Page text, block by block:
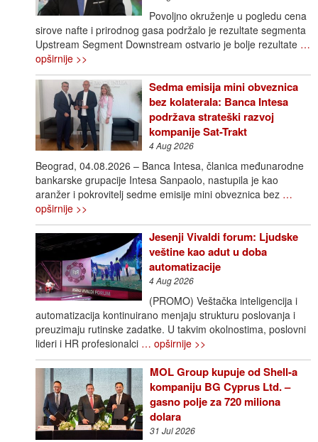
Povoljno okruženje u pogledu cena
sirove nafte i prirodnog gasa podržalo je rezultate segmenta
Upstream Segment Downstream ostvario je bolje rezultate …
opširnije >>
Sedma emisija mini obveznica
bez kolaterala: Banca Intesa
podržava strateški razvoj
kompanije Sat-Trakt
4 Aug 2026
Beograd, 04.08.2026 – Banca Intesa, članica međunarodne
bankarske grupacije Intesa Sanpaolo, nastupila je kao
aranžer i pokrovitelj sedme emisije mini obveznica bez …
opširnije >>
Jesenji Vivaldi forum: Ljudske
veštine kao adut u doba
automatizacije
4 Aug 2026
(PROMO) Veštačka inteligencija i
automatizacija kontinuirano menjaju strukturu poslovanja i
preuzimaju rutinske zadatke. U takvim okolnostima, poslovni
lideri i HR profesionalci … opširnije >>
MOL Group kupuje od Shell-a
kompaniju BG Cyprus Ltd. –
gasno polje za 720 miliona
dolara
31 Jul 2026